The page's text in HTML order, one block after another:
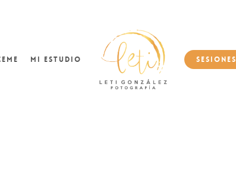
Mi Estudio Sesiones